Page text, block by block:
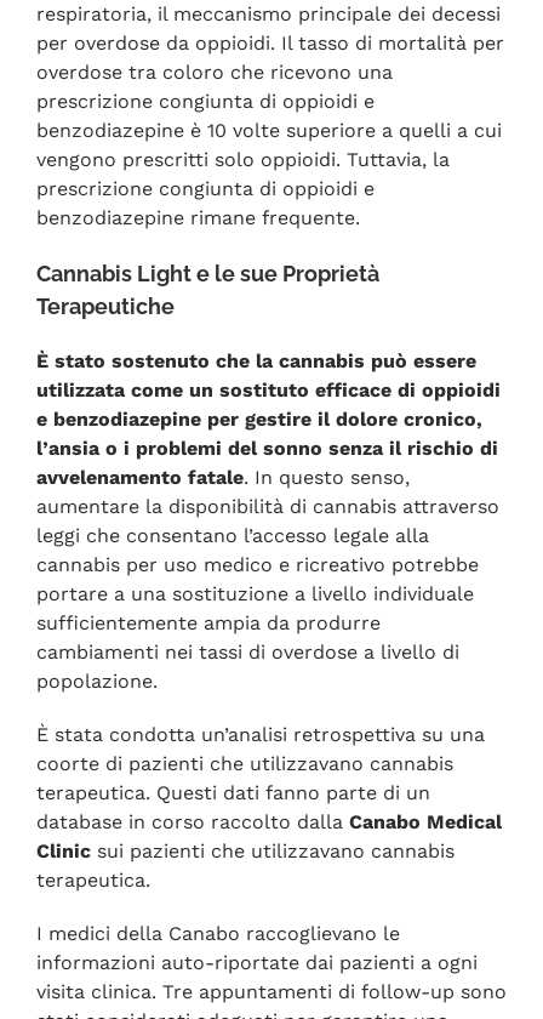
respiratoria, il meccanismo principale dei decessi
per overdose da oppioidi. Il tasso di mortalità per
overdose tra coloro che ricevono una
prescrizione congiunta di oppioidi e
benzodiazepine è 10 volte superiore a quelli a cui
vengono prescritti solo oppioidi. Tuttavia, la
prescrizione congiunta di oppioidi e
benzodiazepine rimane frequente.
Cannabis Light e le sue Proprietà
Terapeutiche
È stato sostenuto che la cannabis può essere
utilizzata come un sostituto efficace di oppioidi
e benzodiazepine per gestire il dolore cronico,
l’ansia o i problemi del sonno senza il rischio di
avvelenamento fatale. In questo senso,
aumentare la disponibilità di cannabis attraverso
leggi che consentano l’accesso legale alla
cannabis per uso medico e ricreativo potrebbe
portare a una sostituzione a livello individuale
sufficientemente ampia da produrre
cambiamenti nei tassi di overdose a livello di
popolazione.
È stata condotta un’analisi retrospettiva su una
coorte di pazienti che utilizzavano cannabis
terapeutica. Questi dati fanno parte di un
database in corso raccolto dalla Canabo Medical
Clinic sui pazienti che utilizzavano cannabis
terapeutica.
I medici della Canabo raccoglievano le
informazioni auto-riportate dai pazienti a ogni
visita clinica. Tre appuntamenti di follow-up sono